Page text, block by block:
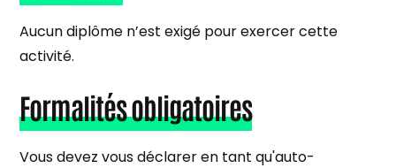
Aucun diplôme n’est exigé pour exercer cette
activité.
Formalités obligatoires
Vous devez vous déclarer en tant qu'auto-